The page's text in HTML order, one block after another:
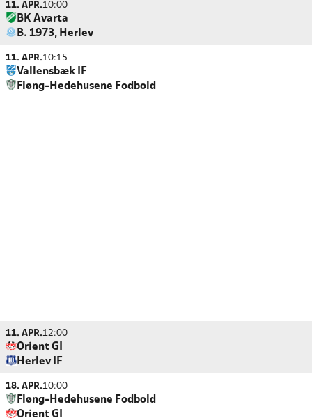
11. APR.10:00
BK Avarta
B. 1973, Herlev
11. APR.10:15
Vallensbæk IF
Fløng-Hedehusene Fodbold
11. APR.12:00
Orient GI
Herlev IF
18. APR.10:00
Fløng-Hedehusene Fodbold
Orient GI